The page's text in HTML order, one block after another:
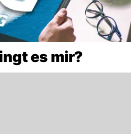
es mir?